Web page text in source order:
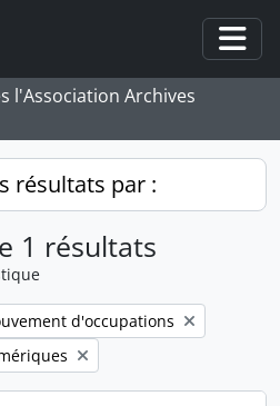
l'Association Archives
résultats par :
1 résultats
filter:d'occupations